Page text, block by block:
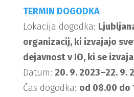
TERMIN DOGODKA
Lokacija dogodka:
organizacij, ki izvajajo
dejavnost v IO, ki se
Datum: 20. 9. 2023–22. 9.
Čas dogodka: od 08.00 do